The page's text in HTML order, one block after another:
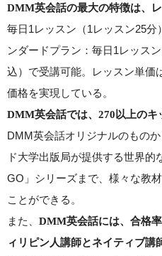
DMM英会話の最大の特徴は、
毎日1レッスン（1レッスン25
ンダードプラン：毎日1レッス
込）で受講可能。レッスン単価
価格を実現している。
DMM英会話では、270以上のキ
DMM英会話オリジナルのもの
ド大学出版局が提供する世界的
GO」シリーズまで、様々な教
ことができる。
また、 DMM英会話には、合格
ィリピン人講師とネイティブ講